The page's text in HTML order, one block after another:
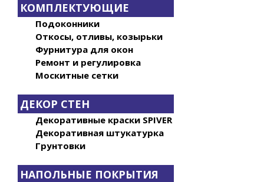
КОМПЛЕКТУЮЩИЕ
Подоконники
Откосы, отливы, козырьки
Фурнитура для окон
Ремонт и регулировка
Москитные сетки
ДЕКОР СТЕН
Декоративные краски SPIVER
Декоративная штукатурка
Грунтовки
НАПОЛЬНЫЕ ПОКРЫТИЯ